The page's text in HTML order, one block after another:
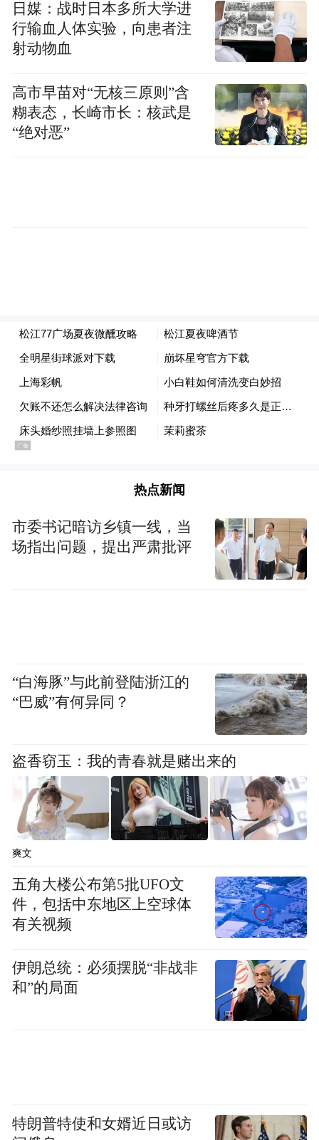
市民王先生下班后，带着从外地来哈度假的
妈开启视频模式，“妈妈，哈尔滨美得不要不
要的，不来你会后悔的。”
“为了让松花江上亮起来、动起来、活起来，
助力我市旅游业从一季红到四季热，市总工
日媒：战时日本多所大学进
行输血人体实验，向患者注
射动物血
高市早苗对“无核三原则”含
糊表态，长崎市长：核武是
“绝对恶”
热点新闻
市委书记暗访乡镇一线，当
场指出问题，提出严肃批评
“白海豚”与此前登陆浙江的
“巴威”有何异同？
盗香窃玉：我的青春就是赌出来的
爽文
五角大楼公布第5批UFO文
件，包括中东地区上空球体
有关视频
伊朗总统：必须摆脱“非战非
和”的局面
特朗普特使和女婿近日或访